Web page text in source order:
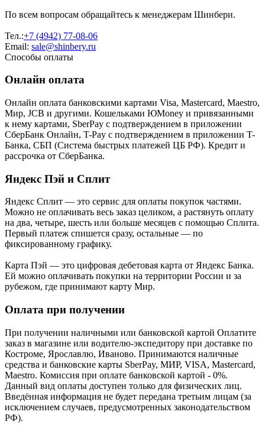
По всем вопросам обращайтесь к менеджерам Шинбери.
Тел.:+7 (4942) 77-08-06
Email: sale@shinbery.ru
Способы оплаты
Онлайн оплата
Онлайн оплата банковскими картами Visa, Mastercard, Maestro,
Мир, JCB и другими. Кошельками ЮMoney и привязанными
к нему картами, SberPay с подтверждением в приложении
СберБанк Онлайн, T-Pay с подтверждением в приложении T-
Банка, СБП (Система быстрых платежей ЦБ РФ). Кредит и
рассрочка от СберБанка.
Яндекс Пэй и Сплит
Яндекс Cплит — это сервис для оплаты покупок частями.
Можно не оплачивать весь заказ целиком, а растянуть оплату
на два, четыре, шесть или больше месяцев с помощью Сплита.
Первый платеж спишется сразу, остальные — по
фиксированному графику.
Карта Пэй — это цифровая дебетовая карта от Яндекс Банка.
Ей можно оплачивать покупки на территории России и за
рубежом, где принимают карту Мир.
Оплата при получении
При получении наличными или банковской картой Оплатите
заказ в магазине или водителю-экспедитору при доставке по
Костроме, Ярославлю, Иваново. Принимаются наличные
средства и банковские карты SberPay, МИР, VISA, Mastercard,
Maestro. Комиссия при оплате банковской картой - 0%.
Данный вид оплаты доступен только для физических лиц.
Введённая информация не будет передана третьим лицам (за
исключением случаев, предусмотренных законодательством
РФ).